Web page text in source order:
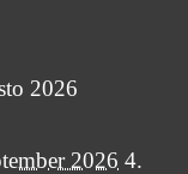
2026
2026 4.